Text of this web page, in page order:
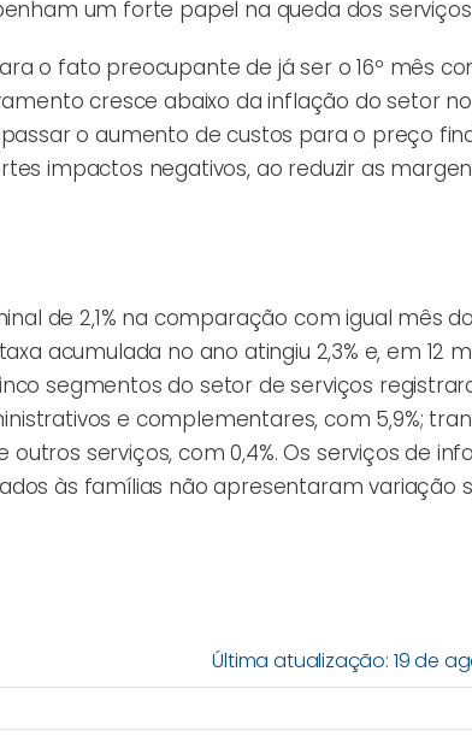
um forte papel na queda dos
o fato preocupante de já ser o 16º mês
cresce abaixo da inflação do setor
o aumento de custos para o preço
impactos negativos, ao reduzir as
de 2,1% na comparação com igual mês
acumulada no ano atingiu 2,3% e, em 12
segmentos do setor de serviços
e complementares, com 5,9%;
serviços, com 0,4%. Os serviços de
às famílias não apresentaram variação
Última atualização: 19 de